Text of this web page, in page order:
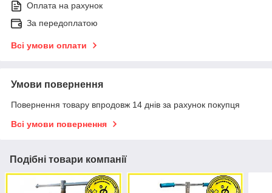
Оплата на рахунок
За передоплатою
Всі умови оплати
Умови повернення
Повернення товару впродовж 14 днів за рахунок покупця
Всі умови повернення
Подібні товари компанії